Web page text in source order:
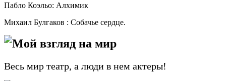
Пабло Коэльо: Алхимик
Михаил Булгаков : Собачье сердце.
Мой взгляд на мир
Весь мир театр, а люди в нем актеры!